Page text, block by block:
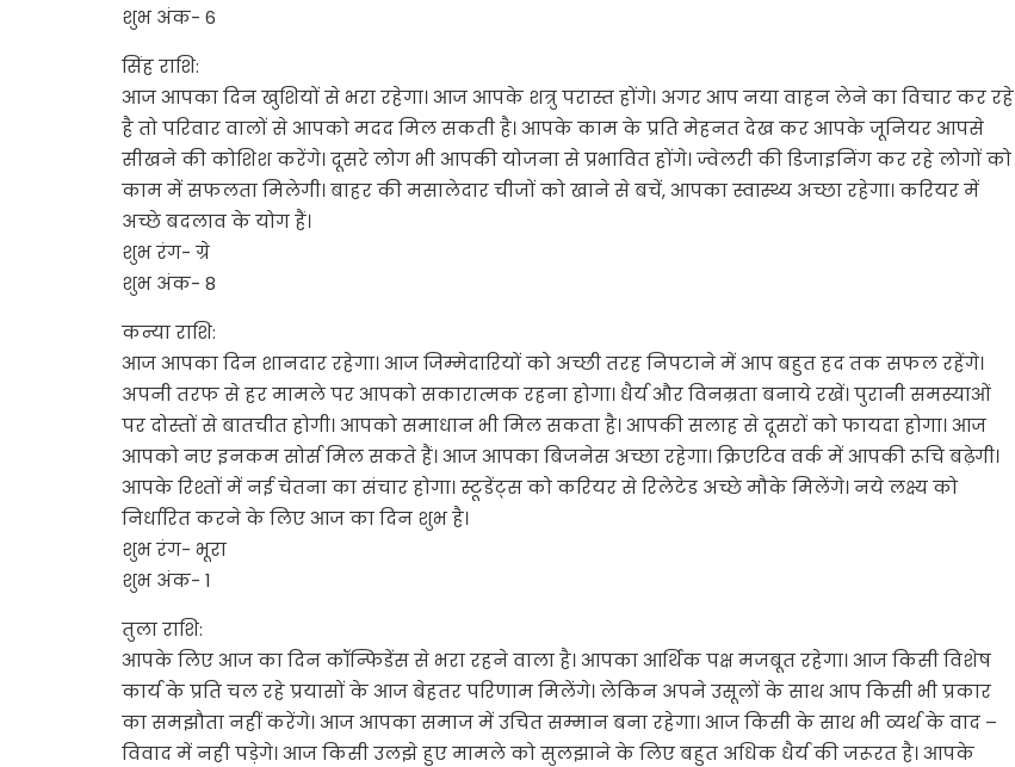
शुभ अंक- 6
सिंह राशि:
आज आपका दिन खुशियों से भरा रहेगा। आज आपके शत्रु परास्त होंगे। अगर आप नया वाहन लेने का विचार कर रहे
है तो परिवार वालों से आपको मदद मिल सकती है। आपके काम के प्रति मेहनत देख कर आपके जूनियर आपसे
सीखने की कोशिश करेंगे। दूसरे लोग भी आपकी योजना से प्रभावित होंगे। ज्वेलरी की डिजाइनिंग कर रहे लोगों को
काम में सफलता मिलेगी। बाहर की मसालेदार चीजों को खाने से बचें, आपका स्वास्थ्य अच्छा रहेगा। करियर में
अच्छे बदलाव के योग हैं।
शुभ रंग- ग्रे
शुभ अंक- 8
कन्या राशि:
आज आपका दिन शानदार रहेगा। आज जिम्मेदारियों को अच्छी तरह निपटाने में आप बहुत हद तक सफल रहेंगे।
अपनी तरफ से हर मामले पर आपको सकारात्मक रहना होगा। धैर्य और विनम्रता बनाये रखें। पुरानी समस्याओं
पर दोस्तों से बातचीत होगी। आपको समाधान भी मिल सकता है। आपकी सलाह से दूसरों को फायदा होगा। आज
आपको नए इनकम सोर्स मिल सकते हैं। आज आपका बिजनेस अच्छा रहेगा। क्रिएटिव वर्क में आपकी रूचि बढ़ेगी।
आपके रिश्तों में नई चेतना का संचार होगा। स्टूडेंट्स को करियर से रिलेटेड अच्छे मौके मिलेंगे। नये लक्ष्य को
निर्धारित करने के लिए आज का दिन शुभ है।
शुभ रंग- भूरा
शुभ अंक- 1
तुला राशि:
आपके लिए आज का दिन कॉन्फिडेंस से भरा रहने वाला है। आपका आर्थिक पक्ष मजबूत रहेगा। आज किसी विशेष
कार्य के प्रति चल रहे प्रयासों के आज बेहतर परिणाम मिलेंगे। लेकिन अपने उसूलों के साथ आप किसी भी प्रकार
का समझौता नहीं करेंगे। आज आपका समाज में उचित सम्मान बना रहेगा। आज किसी के साथ भी व्यर्थ के वाद –
विवाद में नही पड़ेगे। आज किसी उलझे हुए मामले को सुलझाने के लिए बहुत अधिक धैर्य की जरूरत है। आपके